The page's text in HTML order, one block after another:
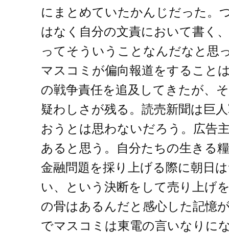
にまとめていたかんじだった。
はなく自分の文責において書く
ってそういうことなんだなと思
マスコミが偏向報道をすること
の戦争責任を追及してきたが、
疑わしさが残る。読売新聞は巨
おうとは思わないだろう。広告
あると思う。自分たちの生きる
金融問題を採り上げる際に朝日
い、という決断をして売り上げ
の骨はあるんだと感心した記憶
でマスコミは東電の言いなりに